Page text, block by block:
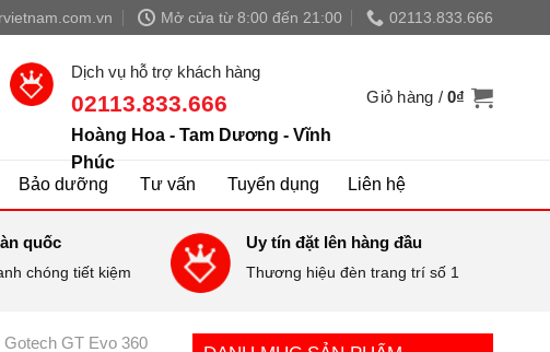
Mở cửa từ 8:00 đến 21:00 02113.833.666
Dịch vụ hỗ trợ khách hàng
02113.833.666
Hoàng Hoa - Tam Dương - Vĩnh
Phúc
Giỏ hàng /0₫
Bảo dưỡng Tư vấn Tuyển dụng Liên hệ
quốc
chóng tiết kiệm
Uy tín đặt lên hàng đầu
Thương hiệu đèn trang trí số 1
Gotech GT Evo 360